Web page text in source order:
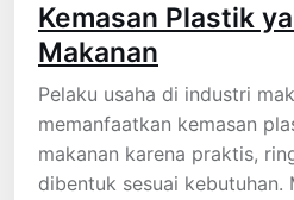
Kemasan Plastik
Makanan
Pelaku usaha di industri
memanfaatkan kemasan
makanan karena praktis,
dibentuk sesuai kebutuhan.